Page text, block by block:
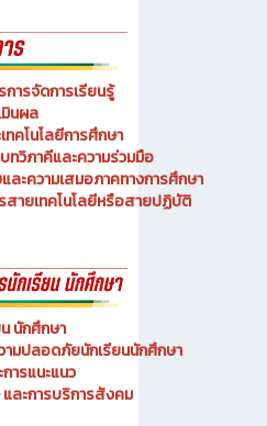
ารจัดการเรียนรู้
มินผล
คโนโลยีการศึกษา
ทวิภาคีและความร่วมมือ
ละความเสมอภาคทางการศึกษา
ายเทคโนโลยีหรือสายปฏิบัติ
นักศึกษา
ามปลอดภัยนักเรียนนักศึกษา
ารแนะแนว
ละการบริการสังคม